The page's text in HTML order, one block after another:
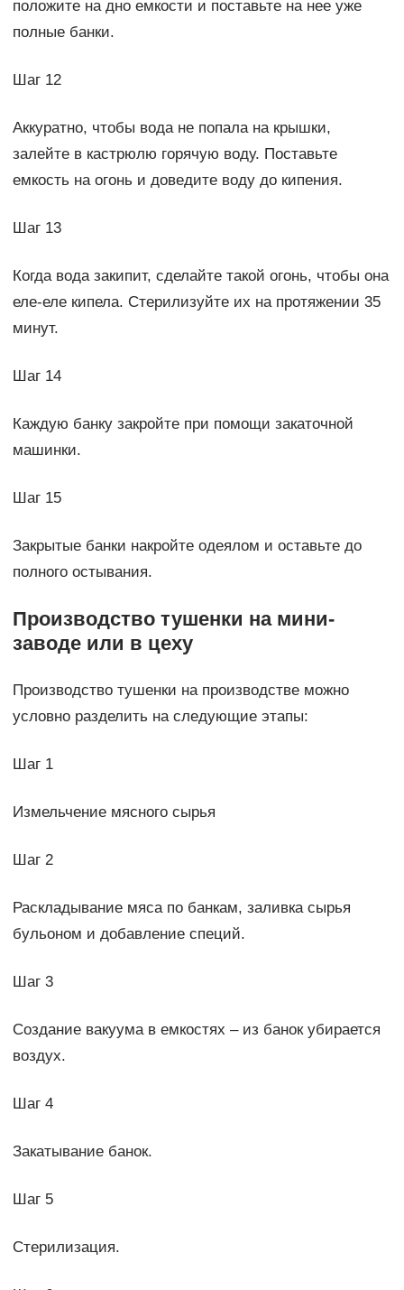
положите на дно емкости и поставьте на нее уже
полные банки.
Шаг 12
Аккуратно, чтобы вода не попала на крышки,
залейте в кастрюлю горячую воду. Поставьте
емкость на огонь и доведите воду до кипения.
Шаг 13
Когда вода закипит, сделайте такой огонь, чтобы она
еле-еле кипела. Стерилизуйте их на протяжении 35
минут.
Шаг 14
Каждую банку закройте при помощи закаточной
машинки.
Шаг 15
Закрытые банки накройте одеялом и оставьте до
полного остывания.
Производство тушенки на мини-
заводе или в цеху
Производство тушенки на производстве можно
условно разделить на следующие этапы:
Шаг 1
Измельчение мясного сырья
Шаг 2
Раскладывание мяса по банкам, заливка сырья
бульоном и добавление специй.
Шаг 3
Создание вакуума в емкостях – из банок убирается
воздух.
Шаг 4
Закатывание банок.
Шаг 5
Стерилизация.